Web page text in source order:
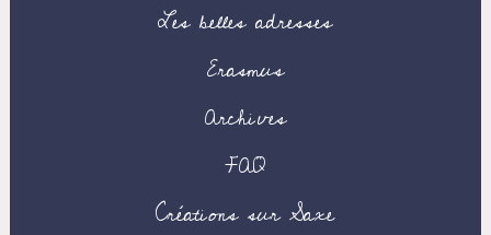
Les belles adresses
Erasmus
Archives
FAQ
Créations sur Saxe